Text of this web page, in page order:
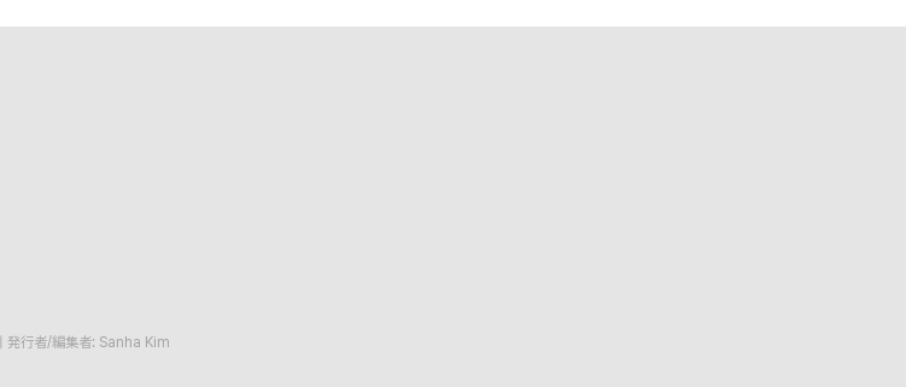
発行者/編集者: Sanha Kim